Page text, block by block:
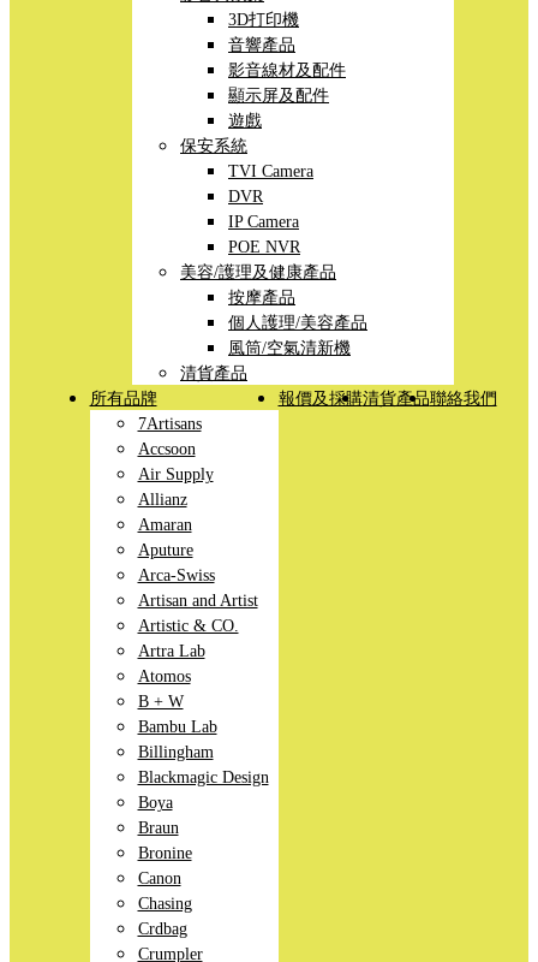
3D打印機
音響產品
影音線材及配件
顯示屏及配件
遊戲
保安系統
TVI Camera
DVR
IP Camera
POE NVR
美容/護理及健康產品
按摩產品
個人護理/美容產品
風筒/空氣清新機
清貨產品
所有品牌
7Artisans
Accsoon
Air Supply
Allianz
Amaran
Aputure
Arca-Swiss
Artisan and Artist
Artistic & CO.
Artra Lab
Atomos
B + W
Bambu Lab
Billingham
Blackmagic Design
Boya
Braun
Bronine
Canon
Chasing
Crdbag
Crumpler
報價及採購清貨產品聯絡我們